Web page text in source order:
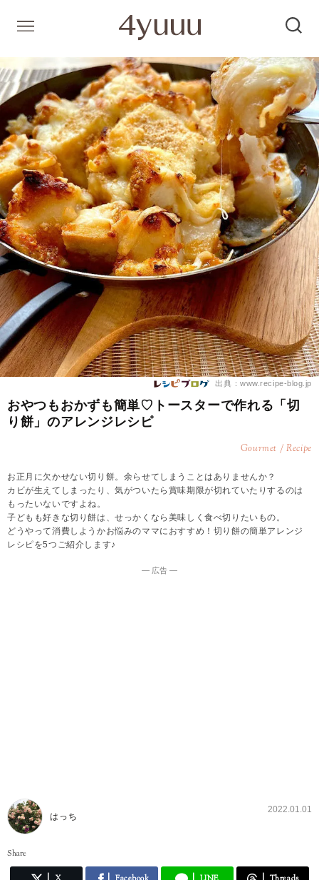
出典：www.recipe-blog.jp
おやつもおかずも簡単♡トースターで作れる「切
り餅」のアレンジレシピ
Gourmet / Recipe
お正月に欠かせない切り餅。余らせてしまうことはありませんか？
カビが生えてしまったり、気がついたら賞味期限が切れていたりするのは
もったいないですよね。
子どもも好きな切り餅は、せっかくなら美味しく食べ切りたいもの。
どうやって消費しようかお悩みのママにおすすめ！切り餅の簡単アレンジ
レシピを5つご紹介します♪
― 広告 ―
はっち
2022.01.01
Share